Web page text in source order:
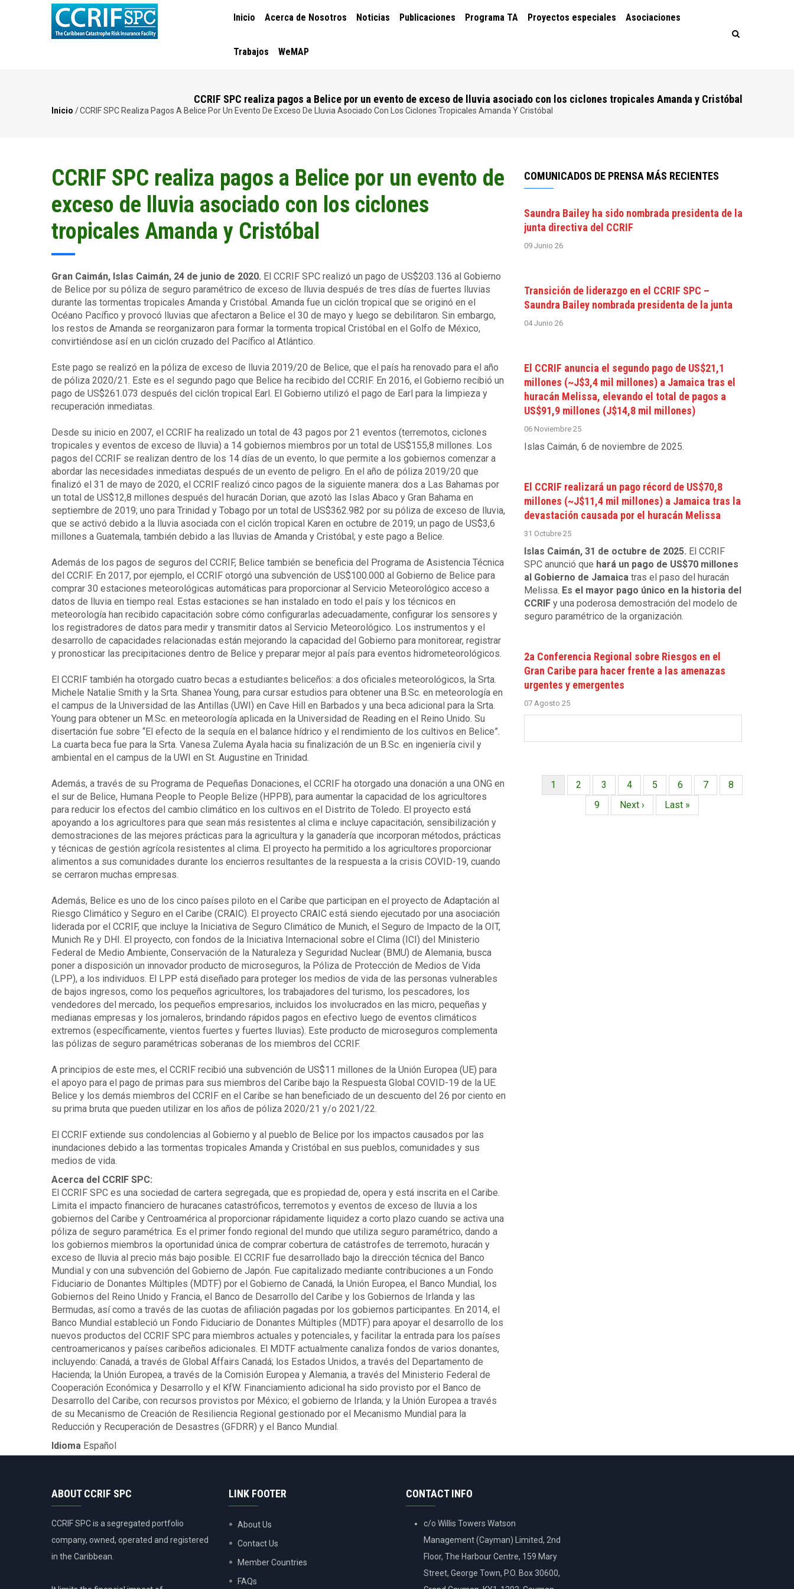
PRINCIPAL
Inicio Acerca de Nosotros Noticias Publicaciones Programa TA Proyectos especiales Asociaciones
Trabajos WeMAP
CCRIF SPC realiza pagos a Belice por un evento de exceso de lluvia asociado con los ciclones tropicales Amanda y Cristóbal
Inicio /CCRIF SPC Realiza Pagos A Belice Por Un Evento De Exceso De Lluvia Asociado Con Los Ciclones Tropicales Amanda Y Cristóbal
CCRIF SPC realiza pagos a Belice por un evento de
exceso de lluvia asociado con los ciclones
tropicales Amanda y Cristóbal
Gran Caimán, Islas Caimán, 24 de junio de 2020. El CCRIF SPC realizó un pago de US$203.136 al Gobierno
de Belice por su póliza de seguro paramétrico de exceso de lluvia después de tres días de fuertes lluvias
durante las tormentas tropicales Amanda y Cristóbal. Amanda fue un ciclón tropical que se originó en el
Océano Pacífico y provocó lluvias que afectaron a Belice el 30 de mayo y luego se debilitaron. Sin embargo,
los restos de Amanda se reorganizaron para formar la tormenta tropical Cristóbal en el Golfo de México,
convirtiéndose así en un ciclón cruzado del Pacífico al Atlántico.
Este pago se realizó en la póliza de exceso de lluvia 2019/20 de Belice, que el país ha renovado para el año
de póliza 2020/21. Este es el segundo pago que Belice ha recibido del CCRIF. En 2016, el Gobierno recibió un
pago de US$261.073 después del ciclón tropical Earl. El Gobierno utilizó el pago de Earl para la limpieza y
recuperación inmediatas.
Desde su inicio en 2007, el CCRIF ha realizado un total de 43 pagos por 21 eventos (terremotos, ciclones
tropicales y eventos de exceso de lluvia) a 14 gobiernos miembros por un total de US$155,8 millones. Los
pagos del CCRIF se realizan dentro de los 14 días de un evento, lo que permite a los gobiernos comenzar a
abordar las necesidades inmediatas después de un evento de peligro. En el año de póliza 2019/20 que
finalizó el 31 de mayo de 2020, el CCRIF realizó cinco pagos de la siguiente manera: dos a Las Bahamas por
un total de US$12,8 millones después del huracán Dorian, que azotó las Islas Abaco y Gran Bahama en
septiembre de 2019; uno para Trinidad y Tobago por un total de US$362.982 por su póliza de exceso de lluvia,
que se activó debido a la lluvia asociada con el ciclón tropical Karen en octubre de 2019; un pago de US$3,6
millones a Guatemala, también debido a las lluvias de Amanda y Cristóbal; y este pago a Belice.
Además de los pagos de seguros del CCRIF, Belice también se beneficia del Programa de Asistencia Técnica
del CCRIF. En 2017, por ejemplo, el CCRIF otorgó una subvención de US$100.000 al Gobierno de Belice para
comprar 30 estaciones meteorológicas automáticas para proporcionar al Servicio Meteorológico acceso a
datos de lluvia en tiempo real. Estas estaciones se han instalado en todo el país y los técnicos en
meteorología han recibido capacitación sobre cómo configurarlas adecuadamente, configurar los sensores y
los registradores de datos para medir y transmitir datos al Servicio Meteorológico. Los instrumentos y el
desarrollo de capacidades relacionadas están mejorando la capacidad del Gobierno para monitorear, registrar
y pronosticar las precipitaciones dentro de Belice y preparar mejor al país para eventos hidrometeorológicos.
El CCRIF también ha otorgado cuatro becas a estudiantes beliceños: a dos oficiales meteorológicos, la Srta.
Michele Natalie Smith y la Srta. Shanea Young, para cursar estudios para obtener una B.Sc. en meteorología en
el campus de la Universidad de las Antillas (UWI) en Cave Hill en Barbados y una beca adicional para la Srta.
Young para obtener un M.Sc. en meteorología aplicada en la Universidad de Reading en el Reino Unido. Su
disertación fue sobre “El efecto de la sequía en el balance hídrico y el rendimiento de los cultivos en Belice”.
La cuarta beca fue para la Srta. Vanesa Zulema Ayala hacia su finalización de un B.Sc. en ingeniería civil y
ambiental en el campus de la UWI en St. Augustine en Trinidad.
Además, a través de su Programa de Pequeñas Donaciones, el CCRIF ha otorgado una donación a una ONG en
el sur de Belice, Humana People to People Belize (HPPB), para aumentar la capacidad de los agricultores
para reducir los efectos del cambio climático en los cultivos en el Distrito de Toledo. El proyecto está
apoyando a los agricultores para que sean más resistentes al clima e incluye capacitación, sensibilización y
demostraciones de las mejores prácticas para la agricultura y la ganadería que incorporan métodos, prácticas
y técnicas de gestión agrícola resistentes al clima. El proyecto ha permitido a los agricultores proporcionar
alimentos a sus comunidades durante los encierros resultantes de la respuesta a la crisis COVID-19, cuando
se cerraron muchas empresas.
Además, Belice es uno de los cinco países piloto en el Caribe que participan en el proyecto de Adaptación al
Riesgo Climático y Seguro en el Caribe (CRAIC). El proyecto CRAIC está siendo ejecutado por una asociación
liderada por el CCRIF, que incluye la Iniciativa de Seguro Climático de Munich, el Seguro de Impacto de la OIT,
Munich Re y DHI. El proyecto, con fondos de la Iniciativa Internacional sobre el Clima (ICI) del Ministerio
Federal de Medio Ambiente, Conservación de la Naturaleza y Seguridad Nuclear (BMU) de Alemania, busca
poner a disposición un innovador producto de microseguros, la Póliza de Protección de Medios de Vida
(LPP), a los individuos. El LPP está diseñado para proteger los medios de vida de las personas vulnerables
de bajos ingresos, como los pequeños agricultores, los trabajadores del turismo, los pescadores, los
vendedores del mercado, los pequeños empresarios, incluidos los involucrados en las micro, pequeñas y
medianas empresas y los jornaleros, brindando rápidos pagos en efectivo luego de eventos climáticos
extremos (específicamente, vientos fuertes y fuertes lluvias). Este producto de microseguros complementa
las pólizas de seguro paramétricas soberanas de los miembros del CCRIF.
A principios de este mes, el CCRIF recibió una subvención de US$11 millones de la Unión Europea (UE) para
el apoyo para el pago de primas para sus miembros del Caribe bajo la Respuesta Global COVID-19 de la UE.
Belice y los demás miembros del CCRIF en el Caribe se han beneficiado de un descuento del 26 por ciento en
su prima bruta que pueden utilizar en los años de póliza 2020/21 y/o 2021/22.
El CCRIF extiende sus condolencias al Gobierno y al pueblo de Belice por los impactos causados por las
inundaciones debido a las tormentas tropicales Amanda y Cristóbal en sus pueblos, comunidades y sus
medios de vida.
Acerca del CCRIF SPC:
El CCRIF SPC es una sociedad de cartera segregada, que es propiedad de, opera y está inscrita en el Caribe.
Limita el impacto financiero de huracanes catastróficos, terremotos y eventos de exceso de lluvia a los
gobiernos del Caribe y Centroamérica al proporcionar rápidamente liquidez a corto plazo cuando se activa una
póliza de seguro paramétrica. Es el primer fondo regional del mundo que utiliza seguro paramétrico, dando a
los gobiernos miembros la oportunidad única de comprar cobertura de catástrofes de terremoto, huracán y
exceso de lluvia al precio más bajo posible. El CCRIF fue desarrollado bajo la dirección técnica del Banco
Mundial y con una subvención del Gobierno de Japón. Fue capitalizado mediante contribuciones a un Fondo
Fiduciario de Donantes Múltiples (MDTF) por el Gobierno de Canadá, la Unión Europea, el Banco Mundial, los
Gobiernos del Reino Unido y Francia, el Banco de Desarrollo del Caribe y los Gobiernos de Irlanda y las
Bermudas, así como a través de las cuotas de afiliación pagadas por los gobiernos participantes. En 2014, el
Banco Mundial estableció un Fondo Fiduciario de Donantes Múltiples (MDTF) para apoyar el desarrollo de los
nuevos productos del CCRIF SPC para miembros actuales y potenciales, y facilitar la entrada para los países
centroamericanos y países caribeños adicionales. El MDTF actualmente canaliza fondos de varios donantes,
incluyendo: Canadá, a través de Global Affairs Canadá; los Estados Unidos, a través del Departamento de
Hacienda; la Unión Europea, a través de la Comisión Europea y Alemania, a través del Ministerio Federal de
Cooperación Económica y Desarrollo y el KfW. Financiamiento adicional ha sido provisto por el Banco de
Desarrollo del Caribe, con recursos provistos por México; el gobierno de Irlanda; y la Unión Europea a través
de su Mecanismo de Creación de Resiliencia Regional gestionado por el Mecanismo Mundial para la
Reducción y Recuperación de Desastres (GFDRR) y el Banco Mundial.
Idioma Español
COMUNICADOS DE PRENSA MÁS RECIENTES
Saundra Bailey ha sido nombrada presidenta de la
junta directiva del CCRIF
09 Junio 26
Transición de liderazgo en el CCRIF SPC –
Saundra Bailey nombrada presidenta de la junta
04 Junio 26
El CCRIF anuncia el segundo pago de US$21,1
millones (~J$3,4 mil millones) a Jamaica tras el
huracán Melissa, elevando el total de pagos a
US$91,9 millones (J$14,8 mil millones)
06 Noviembre 25
Islas Caimán, 6 de noviembre de 2025.
El CCRIF realizará un pago récord de US$70,8
millones (~J$11,4 mil millones) a Jamaica tras la
devastación causada por el huracán Melissa
31 Octubre 25
Islas Caimán, 31 de octubre de 2025. El CCRIF
SPC anunció que hará un pago de US$70 millones
al Gobierno de Jamaica tras el paso del huracán
Melissa. Es el mayor pago único en la historia del
CCRIF y una poderosa demostración del modelo de
seguro paramétrico de la organización.
2a Conferencia Regional sobre Riesgos en el
Gran Caribe para hacer frente a las amenazas
urgentes y emergentes
07 Agosto 25
Paginación
Página
actual
1 Página
2 Página
3 Página
4 Página
5 Página
6 Página
7 Página
8
Página
9
Siguiente
página
Next ›
Última
página
Last »
ABOUT CCRIF SPC
CCRIF SPC is a segregated portfolio
company, owned, operated and registered
in the Caribbean.
LINK FOOTER
About Us
Contact Us
Member Countries
FAQs
CONTACT INFO
c/o Willis Towers Watson
Management (Cayman) Limited, 2nd
Floor, The Harbour Centre, 159 Mary
Street, George Town, P.O. Box 30600,